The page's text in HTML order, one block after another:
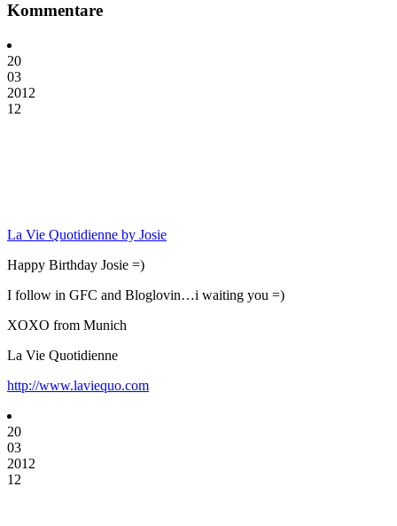
Kommentare
20
03
2012
12
La Vie Quotidienne by Josie
Happy Birthday Josie =)
I follow in GFC and Bloglovin…i waiting you =)
XOXO from Munich
La Vie Quotidienne
http://www.laviequo.com
20
03
2012
12